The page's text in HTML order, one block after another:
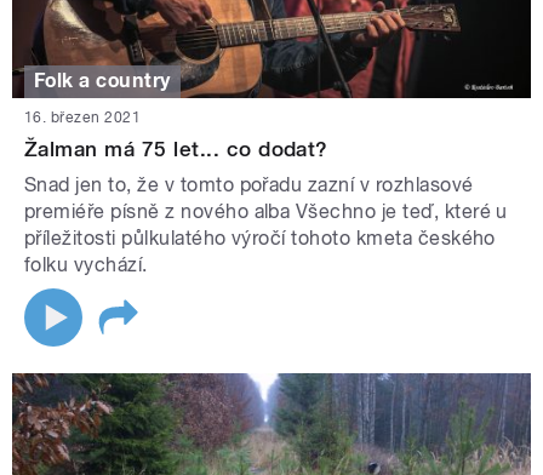
Folk a country
16. březen 2021
Žalman má 75 let... co dodat?
Snad jen to, že v tomto pořadu zazní v rozhlasové
premiéře písně z nového alba Všechno je teď, které u
příležitosti půlkulatého výročí tohoto kmeta českého
folku vychází.